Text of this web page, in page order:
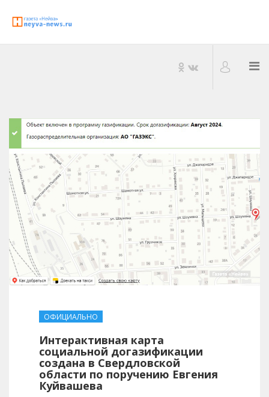
ОФИЦИАЛЬНО
Интерактивная карта
социальной догазификации
создана в Свердловской
области по поручению Евгения
Куйвашева